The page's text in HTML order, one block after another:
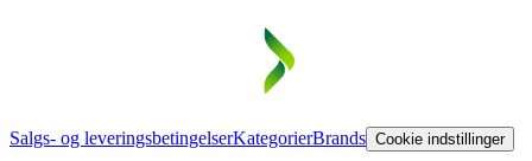
Salgs- og leveringsbetingelserKategorierBrands Cookie indstillinger